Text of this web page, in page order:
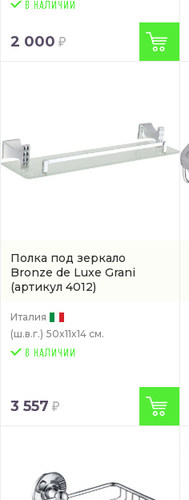
2 000
Полка под зеркало
Bronze de Luxe Grani
(артикул 4012)
Италия
(ш.в.г.) 50x11x14 см.
3 557